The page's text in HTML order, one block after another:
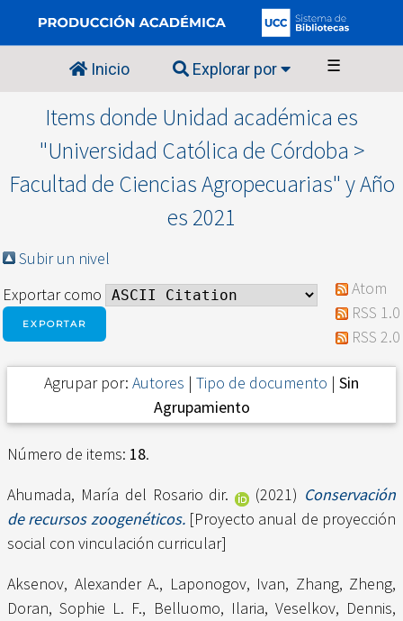
Inicio Explorar por ☰
Items donde Unidad académica es
"Universidad Católica de Córdoba >
Facultad de Ciencias Agropecuarias" y Año
es 2021
Subir un nivel
Exportar como
Atom
RSS 1.0
RSS 2.0
Agrupar por: Autores | Tipo de documento | Sin
Agrupamiento
Número de items: 18.
Ahumada, María del Rosario dir.
(2021) Conservación
de recursos zoogenéticos.[Proyecto anual de proyección
social con vinculación curricular]
Aksenov, Alexander A., Laponogov, Ivan, Zhang, Zheng,
Doran, Sophie L. F., Belluomo, Ilaria, Veselkov, Dennis,